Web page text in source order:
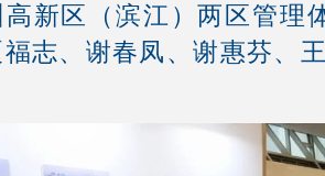
新区（滨江）两区管理
福志、谢春凤、谢惠芬、